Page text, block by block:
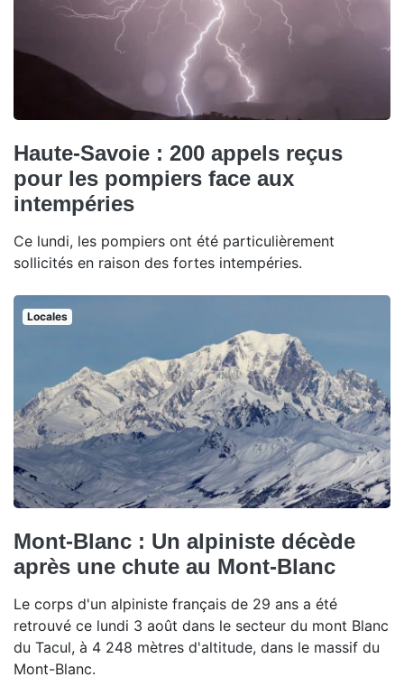
Haute-Savoie : 200 appels reçus
pour les pompiers face aux
intempéries
Ce lundi, les pompiers ont été particulièrement
sollicités en raison des fortes intempéries.
Locales
Mont-Blanc : Un alpiniste décède
après une chute au Mont-Blanc
Le corps d'un alpiniste français de 29 ans a été
retrouvé ce lundi 3 août dans le secteur du mont Blanc
du Tacul, à 4 248 mètres d'altitude, dans le massif du
Mont-Blanc.